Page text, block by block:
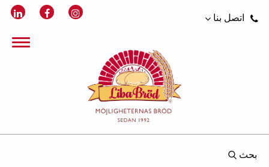
اتصل بنا
بحث